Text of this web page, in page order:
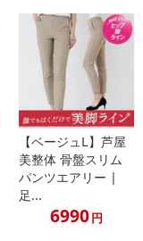
【ベージュL】芦屋
美整体 骨盤スリム
パンツエアリー |
足...
6990円